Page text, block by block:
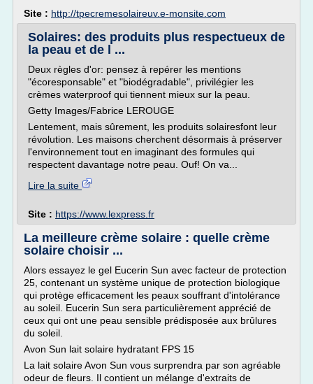
Site : http://tpecremesolaireuv.e-monsite.com
Solaires: des produits plus respectueux de
la peau et de l ...
Deux règles d'or: pensez à repérer les mentions
"écoresponsable" et "biodégradable", privilégier les
crèmes waterproof qui tiennent mieux sur la peau.
Getty Images/Fabrice LEROUGE
Lentement, mais sûrement, les produits solairesfont leur
révolution. Les maisons cherchent désormais à préserver
l'environnement tout en imaginant des formules qui
respectent davantage notre peau. Ouf! On va...
Lire la suite
Site : https://www.lexpress.fr
La meilleure crème solaire : quelle crème
solaire choisir ...
Alors essayez le gel Eucerin Sun avec facteur de protection
25, contenant un système unique de protection biologique
qui protège efficacement les peaux souffrant d'intolérance
au soleil. Eucerin Sun sera particulièrement apprécié de
ceux qui ont une peau sensible prédisposée aux brûlures
du soleil.
Avon Sun lait solaire hydratant FPS 15
La lait solaire Avon Sun vous surprendra par son agréable
odeur de fleurs. Il contient un mélange d'extraits de